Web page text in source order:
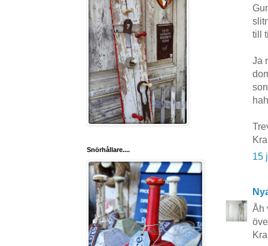
till
Ja
15
Åh
Snörhållare....